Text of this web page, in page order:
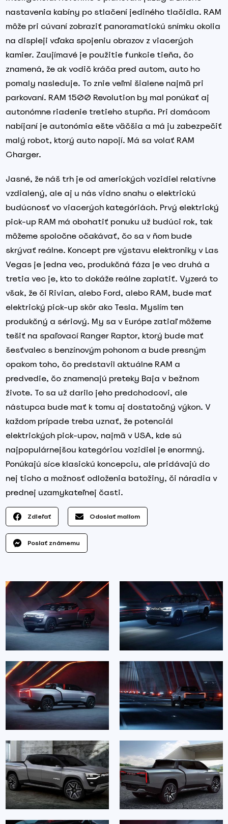
nastavenia kabíny po stlačení jediného tlačidla. RAM
môže pri cúvaní zobraziť panoramatickú snímku okolia
na displeji vďaka spojeniu obrazov z viacerých
kamier. Zaujímavé je použitie funkcie tieňa, čo
znamená, že ak vodič kráča pred autom, auto ho
pomaly nasleduje. To znie veľmi šialene najmä pri
parkovaní. RAM 1500 Revolution by mal ponúkať aj
autonómne riadenie tretieho stupňa. Pri domácom
nabíjaní je autonómia ešte väčšia a má ju zabezpečiť
malý robot, ktorý auto napojí. Má sa volať RAM
Charger.
Jasné, že náš trh je od amerických vozidiel relatívne
vzdialený, ale aj u nás vidno snahu o elektrickú
budúcnosť vo viacerých kategóriách. Prvý elektrický
pick-up RAM má obohatiť ponuku už budúci rok, tak
môžeme spoločne očakávať, čo sa v ňom bude
skrývať reálne. Koncept pre výstavu elektroniky v Las
Vegas je jedna vec, produkčná fáza je vec druhá a
tretia vec je, kto to dokáže reálne zaplatiť. Vyzerá to
však, že či Rivian, alebo Ford, alebo RAM, bude mať
elektrický pick-up skôr ako Tesla. Myslím ten
produkčný a sériový. My sa v Európe zatiaľ môžeme
tešiť na spaľovací Ranger Raptor, ktorý bude mať
šesťvalec s benzínovým pohonom a bude presným
opakom toho, čo predstavil aktuálne RAM a
predvedie, čo znamenajú preteky Baja v bežnom
živote. To sa už darilo jeho predchodcovi, ale
nástupca bude mať k tomu aj dostatočný výkon. V
každom prípade treba uznať, že potenciál
elektrických pick-upov, najmä v USA, kde sú
najpopulárnejšou kategóriou vozidiel je enormný.
Ponúkajú síce klasickú koncepciu, ale pridávajú do
nej ticho a možnosť odloženia batožiny, či náradia v
prednej uzamykateľnej časti.
Zdieľať Odoslať mailom
Poslať známemu